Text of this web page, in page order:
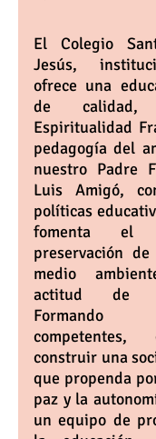
El Colegio
Jesús,
ofrece una
de
Espiritualidad
pedagogía del
nuestro Padre
Luis Amigó,
políticas
fomenta el
preservación
medio
actitud de
Formando
competentes,
construir una
que propenda
paz y la
un equipo de